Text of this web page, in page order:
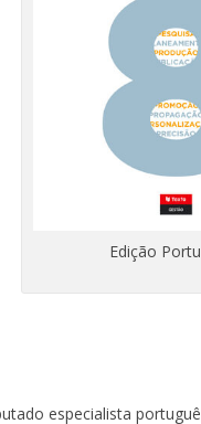
Edição
especialista